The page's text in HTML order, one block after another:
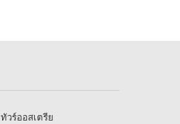
ทัวร์ออสเตรีย